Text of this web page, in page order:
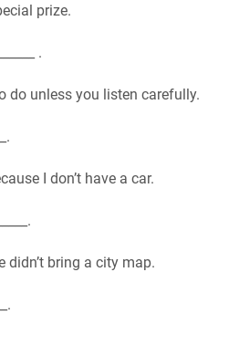
prize.
.
do unless you listen carefully.
I don’t have a car.
didn’t bring a city map.